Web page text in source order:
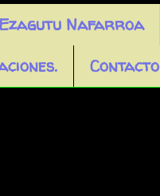
Nafarroa
Contacto